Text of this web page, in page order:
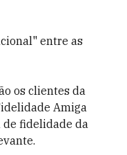
entre as
os clientes da
Amiga
de fidelidade da